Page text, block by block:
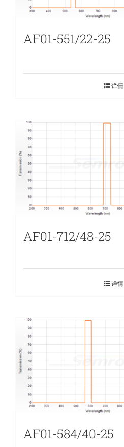
AF01-551/22-25
详情
AF01-712/48-25
详情
AF01-584/40-25